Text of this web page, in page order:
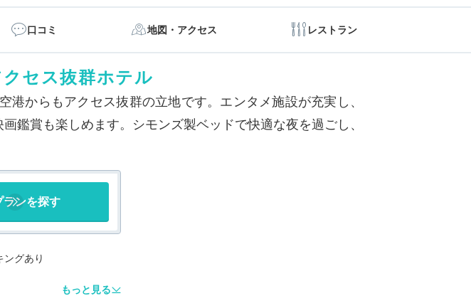
口コミ 地図・アクセス レストラン
セス抜群ホテル
港からもアクセス抜群の立地です。エンタメ施設が充実し、
鑑賞も楽しめます。シモンズ製ベッドで快適な夜を過ごし、
ランを探す
ングあり
もっと見る